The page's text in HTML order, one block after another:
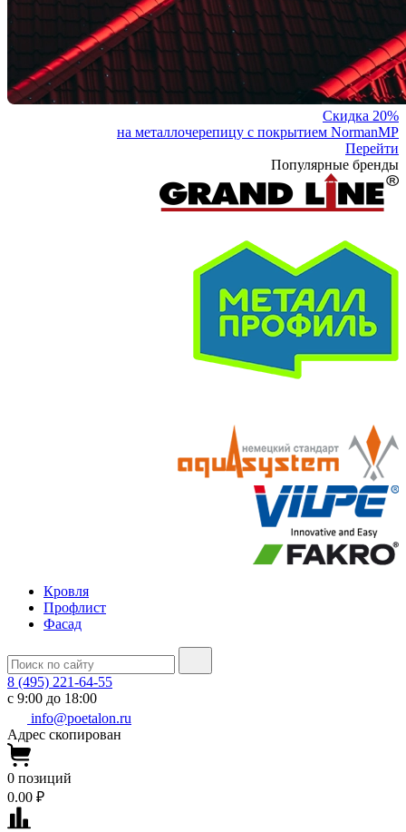
Скидка 20%
на металлочерепицу с покрытием NormanMP
Перейти
Популярные бренды
Кровля
Профлист
Фасад
8 (495) 221-64-55
с 9:00 до 18:00
info@poetalon.ru
Адрес скопирован
0 позиций
0.00 ₽